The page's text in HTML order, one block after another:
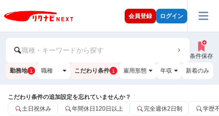
会員登録 ログイン
職種・キーワードから探す
条件保存
勤務地 1 職種 こだわり条件 1 雇用形態 年収 新着のみ
こだわり条件の追加設定を忘れていませんか？
土日祝休み
年間休日120日以上 完全週休2日制 学歴